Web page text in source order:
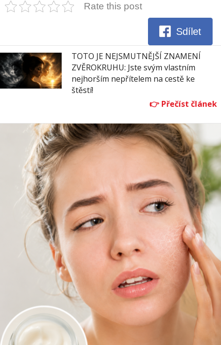
Rate this post
Sdílet
TOTO JE NEJSMUTNĚJŠÍ ZNAMENÍ
ZVĚROKRUHU: Jste svým vlastním
nejhorším nepřítelem na cestě ke
štěstí!